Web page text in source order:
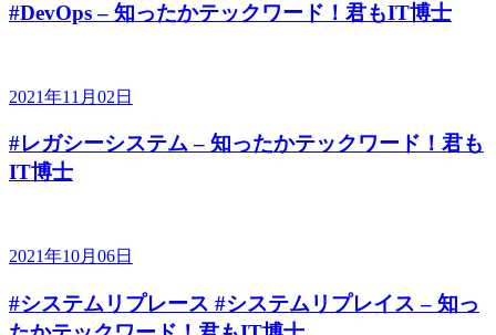
#DevOps – 知ったかテックワード！君もIT博士
2021年11月02日
#レガシーシステム – 知ったかテックワード！君も
IT博士
2021年10月06日
#システムリプレース #システムリプレイス – 知っ